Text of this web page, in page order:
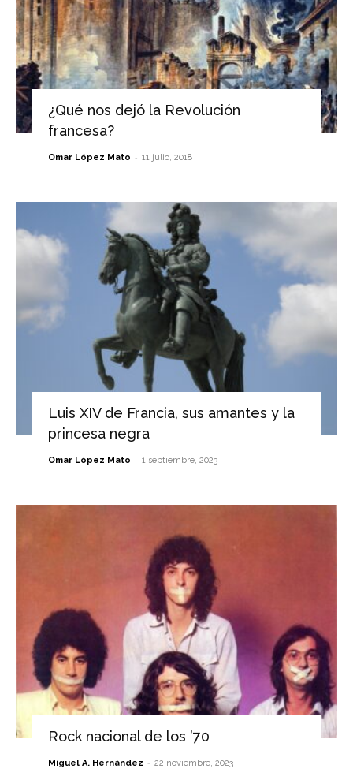
¿Qué nos dejó la Revolución
francesa?
Omar López Mato - 11 julio, 2018
Luis XIV de Francia, sus amantes y la
princesa negra
Omar López Mato - 1 septiembre, 2023
Rock nacional de los ’70
Miguel A. Hernández - 22 noviembre, 2023